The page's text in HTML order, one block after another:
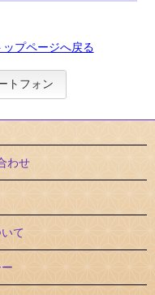
ップページへ戻る
トフォン
わせ
て